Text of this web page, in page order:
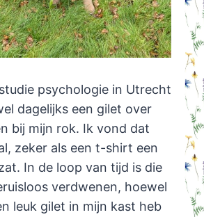
psychologie in Utrecht
dagelijks een gilet over
bij mijn rok. Ik vond dat
zeker als een t-shirt een
In de loop van tijd is die
verdwenen, hoewel
leuk gilet in mijn kast heb